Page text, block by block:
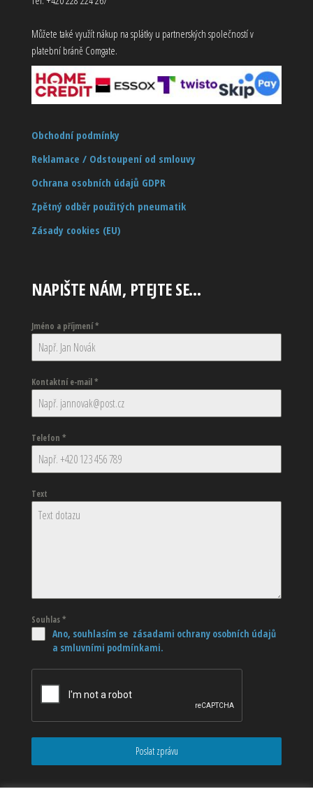
Můžete také využít nákup na splátky u partnerských společností v
platební bráně Comgate.
Obchodní podmínky
Reklamace / Odstoupení od smlouvy
Ochrana osobních údajů GDPR
Zpětný odběr použitých pneumatik
Zásady cookies (EU)
NAPIŠTE NÁM, PTEJTE SE…
Jméno a příjmení*
Kontaktní e-mail*
Telefon *
Text
Souhlas*
Ano, souhlasím se zásadami ochrany osobních údajů
a smluvními podmínkami.
Poslat zprávu